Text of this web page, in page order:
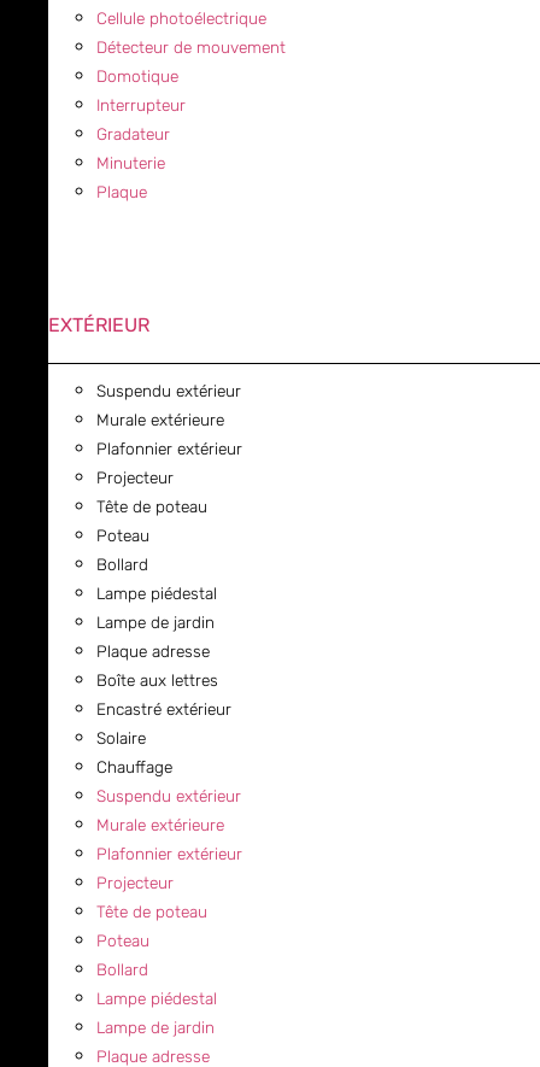
Cellule photoélectrique
Détecteur de mouvement
Domotique
Interrupteur
Gradateur
Minuterie
Plaque
EXTÉRIEUR
Suspendu extérieur
Murale extérieure
Plafonnier extérieur
Projecteur
Tête de poteau
Poteau
Bollard
Lampe piédestal
Lampe de jardin
Plaque adresse
Boîte aux lettres
Encastré extérieur
Solaire
Chauffage
Suspendu extérieur
Murale extérieure
Plafonnier extérieur
Projecteur
Tête de poteau
Poteau
Bollard
Lampe piédestal
Lampe de jardin
Plaque adresse